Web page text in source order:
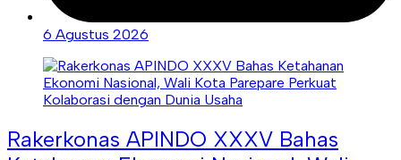
6 Agustus 2026
Rakerkonas APINDO XXXV Bahas